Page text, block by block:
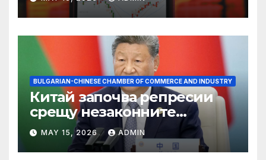
BULGARIAN-CHINESE CHAMBER OF COMMERCE AND INDUSTRY
Китай започва репресии
срещу незаконните
практики в сектора на TCM
MAY 15, 2026 ADMIN